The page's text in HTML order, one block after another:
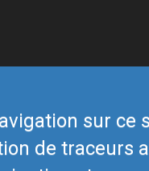
sur ce
de traceurs
Back to top